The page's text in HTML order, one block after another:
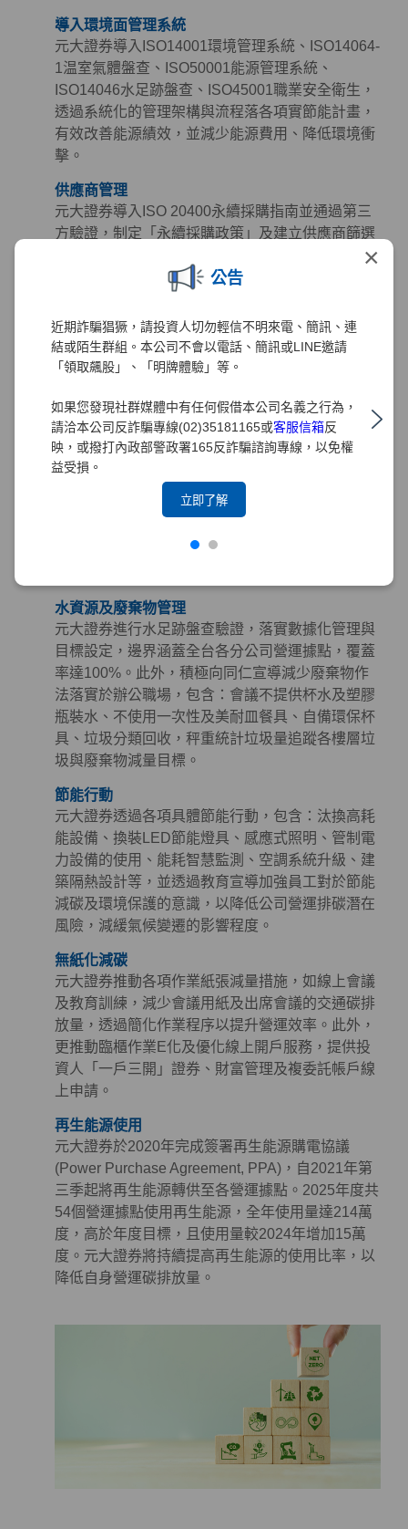
×
公告
近期詐騙猖獗，請投資人切勿輕信不明來電、簡訊、連
結或陌生群組。本公司不會以電話、簡訊或LINE邀請
「領取飆股」、「明牌體驗」等。
如果您發現社群媒體中有任何假借本公司名義之行為，
請洽本公司反詐騙專線(02)35181165或客服信箱反
映，或撥打內政部警政署165反詐騙諮詢專線，以免權
益受損。
立即了解
導入環境面管理系統
元大證券導入ISO14001環境管理系統、ISO14064-
1温室氣體盤查、ISO50001能源管理系統、
ISO14046水足跡盤查、ISO45001職業安全衛生，
透過系統化的管理架構與流程落各項實節能計畫，
有效改善能源績效，並減少能源費用、降低環境衝
擊。
供應商管理
元大證券導入ISO 20400永續採購指南並通過第三
方驗證，制定「永續採購政策」及建立供應商篩選
與管理機制，定期檢視供應商永續作為，同時參考
《聯合國世界人權宣言》、《聯合國全球盟約》及
購指南」，從「環境、社會及治理（ESG）」三面
向出發，將永續理念深植於採購實務中。
綠色採購
元大證券長期推行綠色採購，訂定「綠色採購條
款」規範採購時應優先考量具有環保、節能、能源
之星、節水、綠建材、FSC永續林業、減碳等標章
之產品。並積極響應政府相關政策，持續參與臺北
市政府推動之「民間企業及團體實施綠色採購計
畫」。截至2025年，元大集團已連續15年榮獲臺北
由提倡綠色採購以帶動綠色生產鏈，降低環境衝
水資源及廢棄物管理
元大證券進行水足跡盤查驗證，落實數據化管理與
目標設定，邊界涵蓋全台各分公司營運據點，覆蓋
率達100%。此外，積極向同仁宣導減少廢棄物作
法落實於辦公職場，包含：會議不提供杯水及塑膠
瓶裝水、不使用一次性及美耐皿餐具、自備環保杯
具、垃圾分類回收，秤重統計垃圾量追蹤各樓層垃
圾與廢棄物減量目標。
節能行動
元大證券透過各項具體節能行動，包含：汰換高耗
能設備、換裝LED節能燈具、感應式照明、管制電
力設備的使用、能耗智慧監測、空調系統升級、建
築隔熱設計等，並透過教育宣導加強員工對於節能
減碳及環境保護的意識，以降低公司營運排碳潛在
風險，減緩氣候變遷的影響程度。
無紙化減碳
元大證券推動各項作業紙張減量措施，如線上會議
及教育訓練，減少會議用紙及出席會議的交通碳排
放量，透過簡化作業程序以提升營運效率。此外，
更推動臨櫃作業E化及優化線上開戶服務，提供投
資人「一戶三開」證券、財富管理及複委託帳戶線
上申請。
再生能源使用
元大證券於2020年完成簽署再生能源購電協議
(Power Purchase Agreement, PPA)，自2021年第
三季起將再生能源轉供至各營運據點。2025年度共
54個營運據點使用再生能源，全年使用量達214萬
度，高於年度目標，且使用量較2024年增加15萬
度。元大證券將持續提高再生能源的使用比率，以
降低自身營運碳排放量。